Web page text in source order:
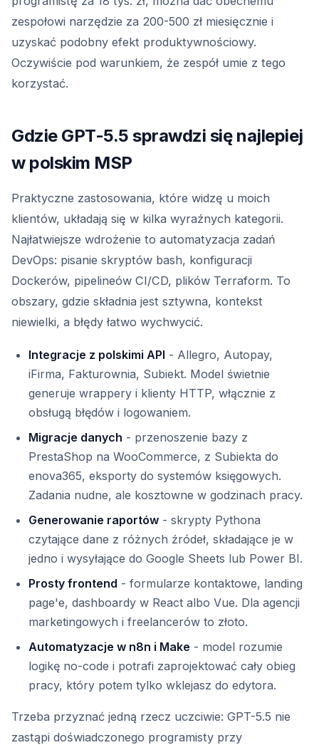
zespołowi narzędzie za 200-500 zł miesięcznie i
uzyskać podobny efekt produktywnościowy.
Oczywiście pod warunkiem, że zespół umie z tego
korzystać.
Gdzie GPT-5.5 sprawdzi się najlepiej
w polskim MSP
Praktyczne zastosowania, które widzę u moich
klientów, układają się w kilka wyraźnych kategorii.
Najłatwiejsze wdrożenie to automatyzacja zadań
DevOps: pisanie skryptów bash, konfiguracji
Dockerów, pipelineów CI/CD, plików Terraform. To
obszary, gdzie składnia jest sztywna, kontekst
niewielki, a błędy łatwo wychwycić.
Integracje z polskimi API - Allegro, Autopay,
iFirma, Fakturownia, Subiekt. Model świetnie
generuje wrappery i klienty HTTP, włącznie z
obsługą błędów i logowaniem.
Migracje danych - przenoszenie bazy z
PrestaShop na WooCommerce, z Subiekta do
enova365, eksporty do systemów księgowych.
Zadania nudne, ale kosztowne w godzinach pracy.
Generowanie raportów - skrypty Pythona
czytające dane z różnych źródeł, składające je w
jedno i wysyłające do Google Sheets lub Power BI.
Prosty frontend - formularze kontaktowe, landing
page'e, dashboardy w React albo Vue. Dla agencji
marketingowych i freelancerów to złoto.
Automatyzacje w n8n i Make - model rozumie
logikę no-code i potrafi zaprojektować cały obieg
pracy, który potem tylko wklejasz do edytora.
Trzeba przyznać jedną rzecz uczciwie: GPT-5.5 nie
zastąpi doświadczonego programisty przy